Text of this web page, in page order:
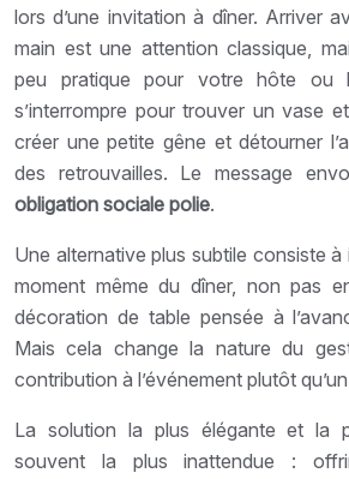
lors d’une invitation à dîner. Arriver
main est une attention classique,
peu pratique pour votre hôte ou
s’interrompre pour trouver un vase
créer une petite gêne et détourner
des retrouvailles. Le message
obligation sociale polie.
Une alternative plus subtile consiste à
moment même du dîner, non pas
décoration de table pensée à
Mais cela change la nature du
contribution à l’événement plutôt
La solution la plus élégante et la
souvent la plus inattendue :